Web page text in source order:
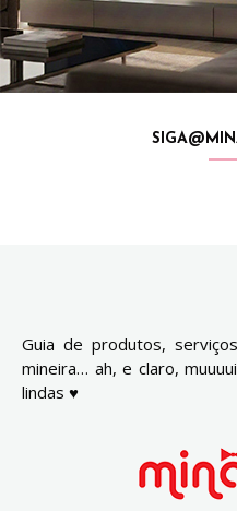
Guia de produtos,
mineira… ah, e claro,
lindas ♥